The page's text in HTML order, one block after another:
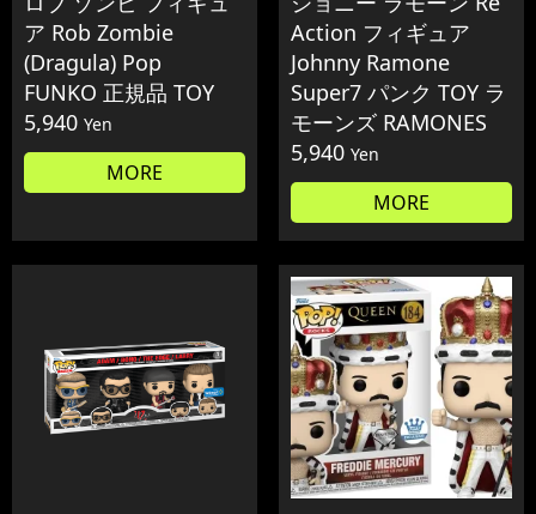
ア Rob Zombie
(Dragula) Pop
FUNKO 正規品 TOY
5,940 Yen
MORE
Action フィギュア
Johnny Ramone
Super7 パンク TOY ラ
モーンズ RAMONES
5,940 Yen
MORE